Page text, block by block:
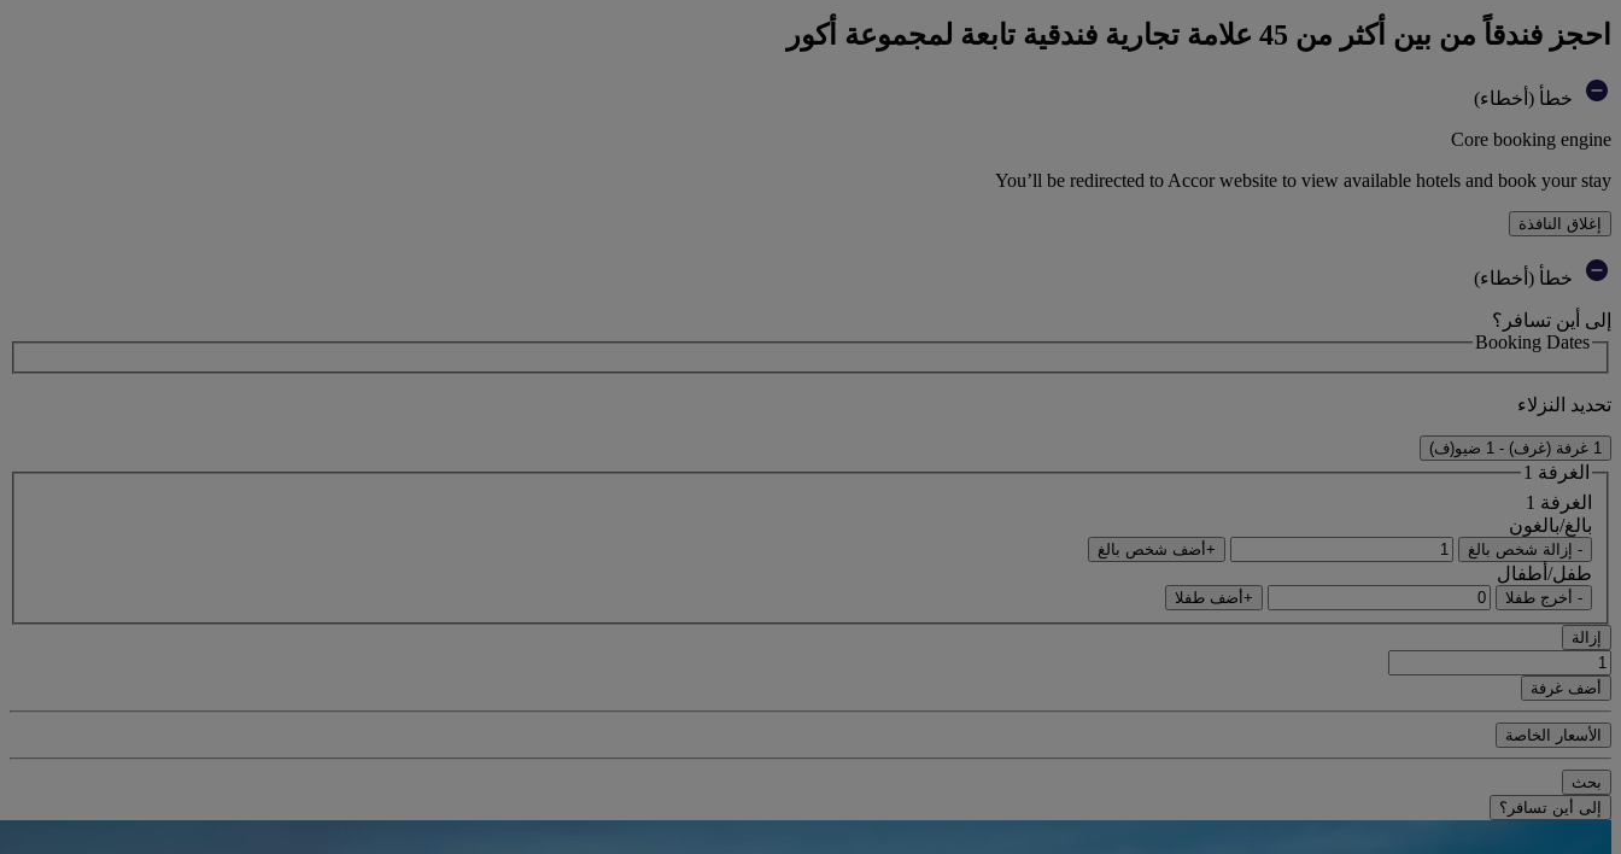
احجز فندقاً من بين أكثر من 45 علامة تجارية فندقية تابعة لمجموعة أكور
خطأ (أخطاء)
Core booking engine
You’ll be redirected to Accor website to view available hotels and book your stay
إغلاق النافذة
خطأ (أخطاء)
إلى أين تسافر؟
Booking Dates
تحديد النزلاء
1 غرفة (غرف) - 1 ضيو(ف)
الغرفة 1
الغرفة 1
بالغ/بالغون
- إزالة شخص بالغ +أضف شخص بالغ
طفل/أطفال
- أخرج طفلا +أضف طفلا
إزالة
أضف غرفة
الأسعار الخاصة
بحث
إلى أين تسافر؟